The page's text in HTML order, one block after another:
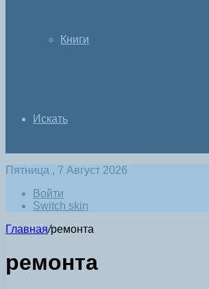
Книги
Искать
Пятница , 7 Август 2026
Войти
Switch skin
Главная/ремонта
ремонта